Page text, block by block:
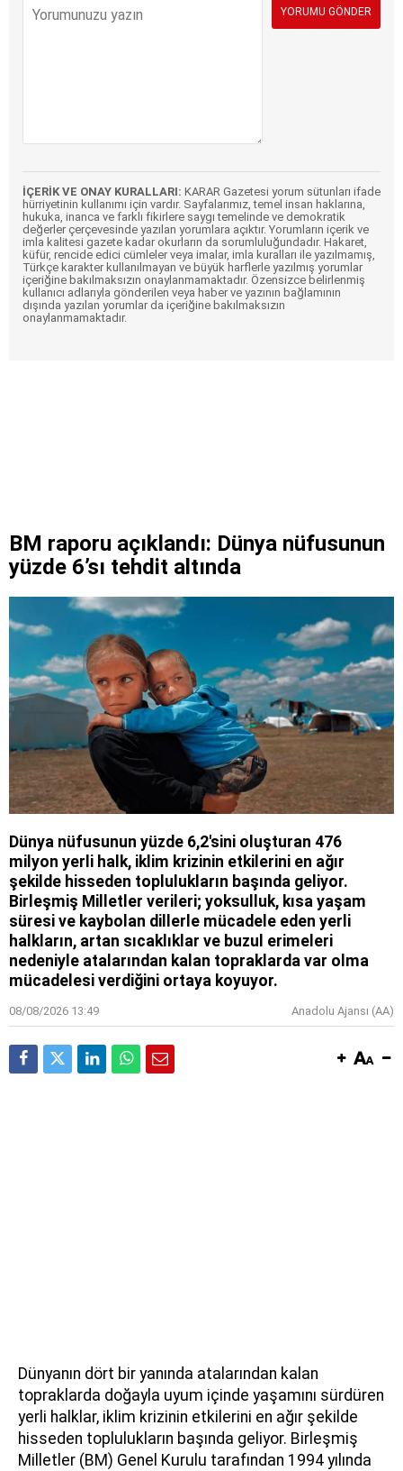
İÇERİK VE ONAY KURALLARI: KARAR Gazetesi yorum sütunları ifade
hürriyetinin kullanımı için vardır. Sayfalarımız, temel insan haklarına,
hukuka, inanca ve farklı fikirlere saygı temelinde ve demokratik
değerler çerçevesinde yazılan yorumlara açıktır. Yorumların içerik ve
imla kalitesi gazete kadar okurların da sorumluluğundadır. Hakaret,
küfür, rencide edici cümleler veya imalar, imla kuralları ile yazılmamış,
Türkçe karakter kullanılmayan ve büyük harflerle yazılmış yorumlar
içeriğine bakılmaksızın onaylanmamaktadır. Özensizce belirlenmiş
kullanıcı adlarıyla gönderilen veya haber ve yazının bağlamının
dışında yazılan yorumlar da içeriğine bakılmaksızın
onaylanmamaktadır.
BM raporu açıklandı: Dünya nüfusunun
yüzde 6’sı tehdit altında
Dünya nüfusunun yüzde 6,2'sini oluşturan 476
milyon yerli halk, iklim krizinin etkilerini en ağır
şekilde hisseden toplulukların başında geliyor.
Birleşmiş Milletler verileri; yoksulluk, kısa yaşam
süresi ve kaybolan dillerle mücadele eden yerli
halkların, artan sıcaklıklar ve buzul erimeleri
nedeniyle atalarından kalan topraklarda var olma
mücadelesi verdiğini ortaya koyuyor.
08/08/2026 13:49 Anadolu Ajansı (AA)
Dünyanın dört bir yanında atalarından kalan
topraklarda doğayla uyum içinde yaşamını sürdüren
yerli halklar, iklim krizinin etkilerini en ağır şekilde
hisseden toplulukların başında geliyor. Birleşmiş
Milletler (BM) Genel Kurulu tarafından 1994 yılında